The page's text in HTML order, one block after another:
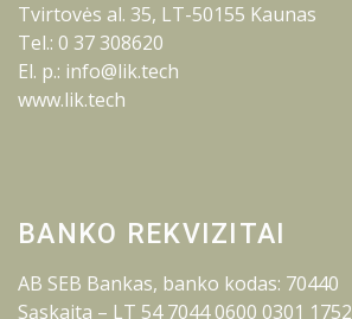
Tvirtovės al. 35, LT-50155 Kaunas
Tel.: 0 37 308620
El. p.: info@lik.tech
www.lik.tech
BANKO REKVIZITAI
AB SEB Bankas, banko kodas: 70440
Sąskaita – LT 54 7044 0600 0301 1752